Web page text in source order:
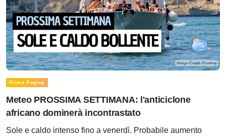
Prima Pagina
Meteo PROSSIMA SETTIMANA: l'anticiclone
africano dominerà incontrastato
Sole e caldo intenso fino a venerdì. Probabile aumento